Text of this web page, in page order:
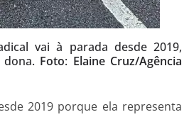
vai à parada desde 2019,
Foto: Elaine Cruz/Agência
2019 porque ela representa